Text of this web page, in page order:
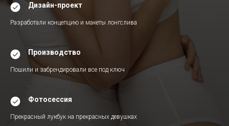
Дизайн-проект
Разработали концепцию и макеты лонгслива
Производство
Пошили и забрендировали все под ключ
Фотосессия
Прекрасный лукбук на прекрасных девушках